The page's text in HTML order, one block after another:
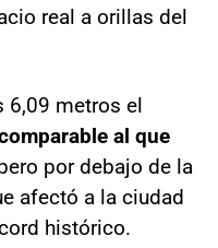
real a orillas del
6,09 metros el
al que
por debajo de la
afectó a la ciudad
histórico.